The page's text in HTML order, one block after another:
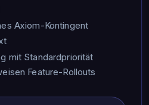
Axiom-Kontingent
mit Standardpriorität
Feature-Rollouts